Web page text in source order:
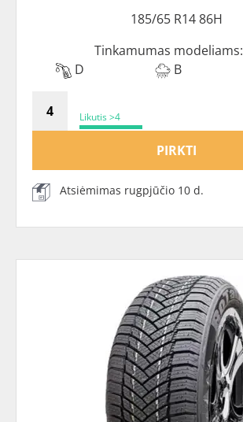
185/65 R14 86H
Tinkamumas modeliams:
D
B
Likutis >4
PIRKTI
Atsiėmimas rugpjūčio 10 d.